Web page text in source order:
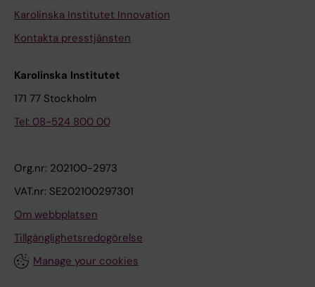
Karolinska Institutet Innovation
Kontakta presstjänsten
Karolinska Institutet
171 77 Stockholm
Tel: 08-524 800 00
Org.nr: 202100-2973
VAT.nr: SE202100297301
Om webbplatsen
Tillgänglighetsredogörelse
Manage your cookies